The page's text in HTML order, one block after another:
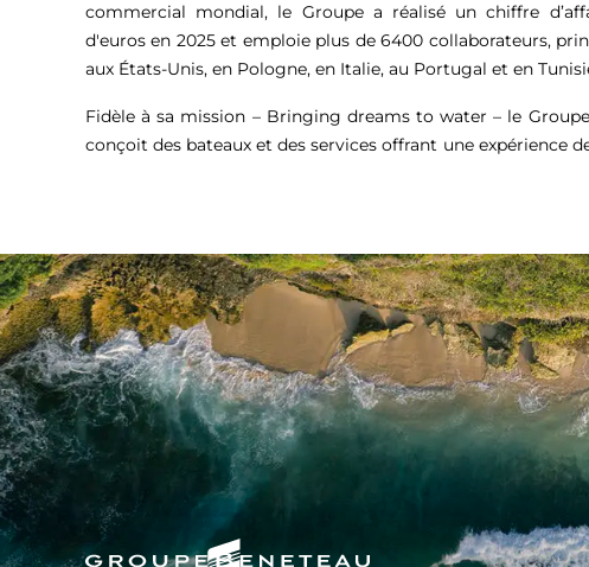
commercial mondial, le Groupe a réalisé un chiffre
d'euros en 2025 et emploie plus de 6400 collaborateurs,
aux États-Unis, en Pologne, en Italie, au Portugal et en
Fidèle à sa mission – Bringing dreams to water – le
conçoit des bateaux et des services offrant une expérience